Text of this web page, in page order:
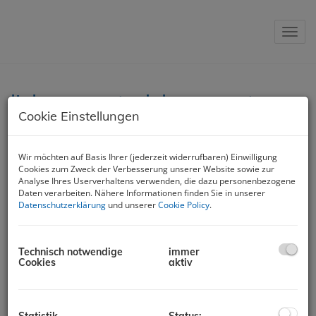
liebenswert - lebenswert -
leistbar
Spüren Sie die wertvolle Natur und erleben Sie die wahren
Genüsse der Region Lipizzanerheimat! >Impressionen
Erlebnisregion Graz
Bundesgestüt Piber
Cookie Einstellungen
Wir möchten auf Basis Ihrer (jederzeit widerrufbaren) Einwilligung
Cookies zum Zweck der Verbesserung unserer Website sowie zur
Analyse Ihres Userverhaltens verwenden, die dazu personenbezogene
Daten verarbeiten. Nähere Informationen finden Sie in unserer
Datenschutzerklärung und unsererCookie Policy.
Technisch notwendige
Cookies
immer
aktiv